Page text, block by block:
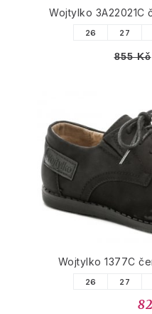
Wojtylko
26 27
855 Kč
Wojtylko 1377C
26 27